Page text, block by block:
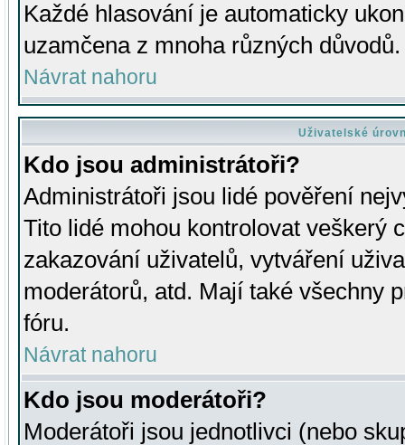
Každé hlasování je automaticky
uzamčena z mnoha různých důvodů.
Návrat nahoru
Uživatelské
Kdo jsou administrátoři?
Administrátoři jsou lidé pověření
Tito lidé mohou kontrolovat veškerý
zakazování uživatelů, vytváření
moderátorů, atd. Mají také všechny
fóru.
Návrat nahoru
Kdo jsou moderátoři?
Moderátoři jsou jednotlivci (nebo